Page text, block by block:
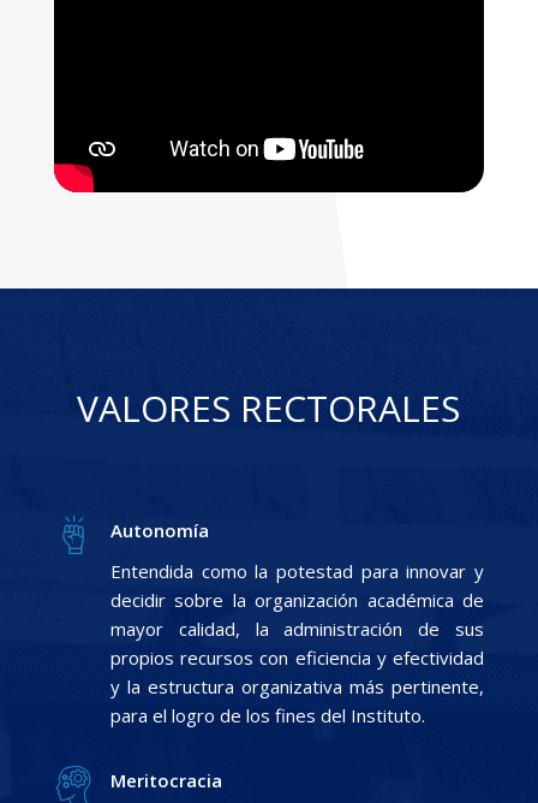
VALORES RECTORALES
Autonomía
Entendida como la potestad para innovar y
decidir sobre la organización académica de
mayor calidad, la administración de sus
propios recursos con eficiencia y efectividad
y la estructura organizativa más pertinente,
para el logro de los fines del Instituto.
Meritocracia